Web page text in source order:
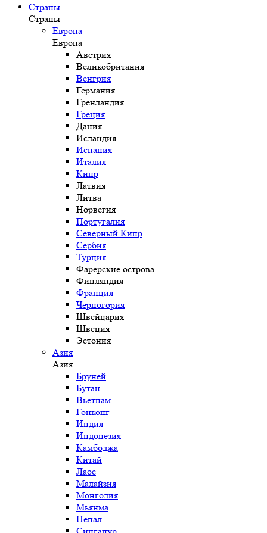
Страны
Страны
Европа
Европа
Австрия
Великобритания
Венгрия
Германия
Гренландия
Греция
Дания
Исландия
Испания
Италия
Кипр
Латвия
Литва
Норвегия
Португалия
Северный Кипр
Сербия
Турция
Фарерские острова
Финляндия
Франция
Черногория
Швейцария
Швеция
Эстония
Азия
Азия
Бруней
Бутан
Вьетнам
Гонконг
Индия
Индонезия
Камбоджа
Китай
Лаос
Малайзия
Монголия
Мьянма
Непал
Сингапур